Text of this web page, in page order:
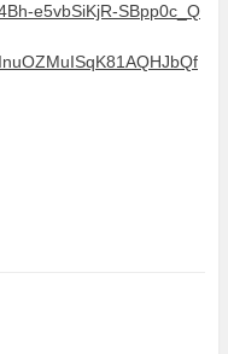
e5vbSiKjR-SBpp0c_Q